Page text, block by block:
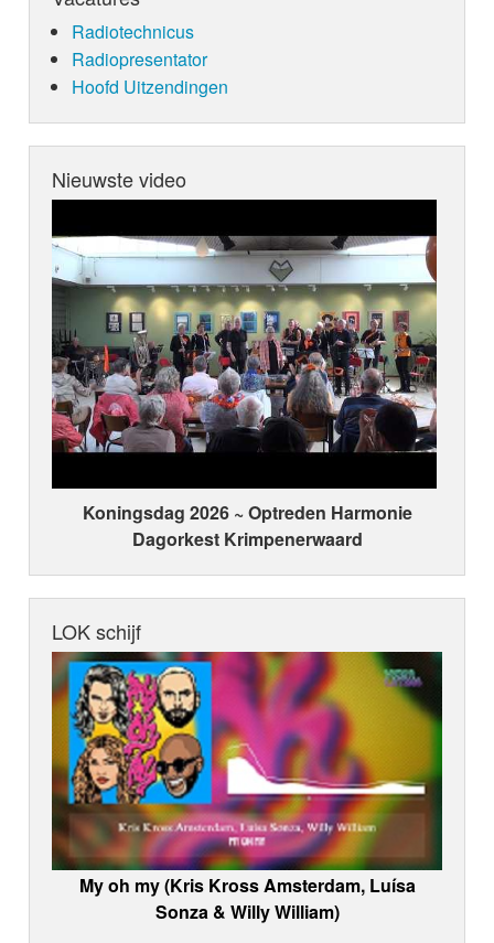
Radiotechnicus
Radiopresentator
Hoofd Uitzendingen
Nieuwste video
Koningsdag 2026 ~ Optreden Harmonie
Dagorkest Krimpenerwaard
LOK schijf
My oh my (Kris Kross Amsterdam, Luísa
Sonza & Willy William)